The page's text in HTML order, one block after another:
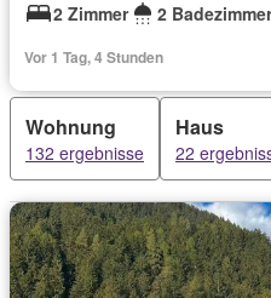
2 Zimmer
2 Badezimmer
Vor 1 Tag, 4 Stunden
Wohnung
132 ergebnisse
Haus
22